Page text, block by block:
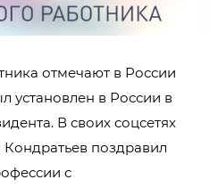
отмечают в России
установлен в России в
В своих соцсетях
поздравил
с